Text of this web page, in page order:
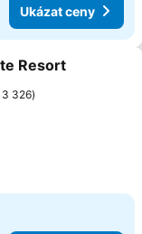
Ukázat ceny
oblíbených
Resort
3 326